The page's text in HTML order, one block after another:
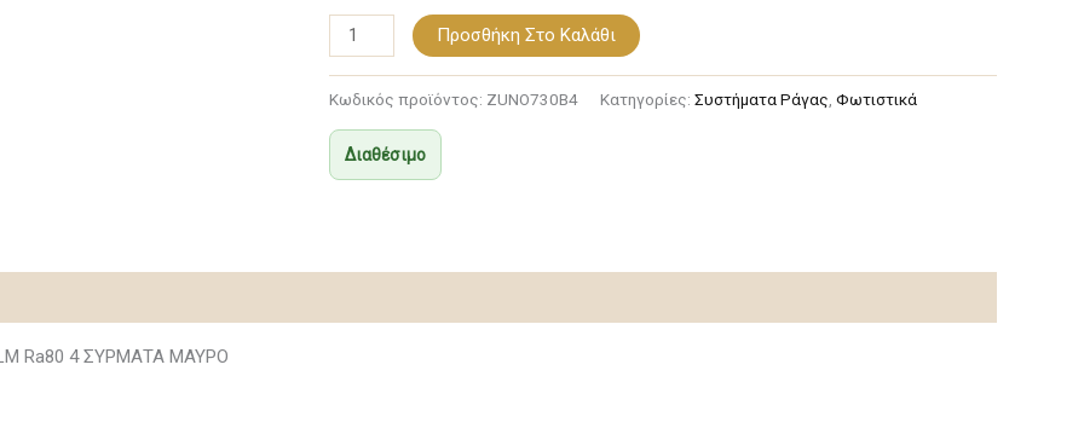
ΣΥΡΜΑΤΑ
ποσότητα
Προσθήκη Στο Καλάθι
Κωδικός προϊόντος: ZUNO730B4 Κατηγορίες: Συστήματα Ράγας Φωτιστικά
Διαθέσιμο
Ra80 4 ΣΥΡΜΑΤΑ ΜΑΥΡΟ